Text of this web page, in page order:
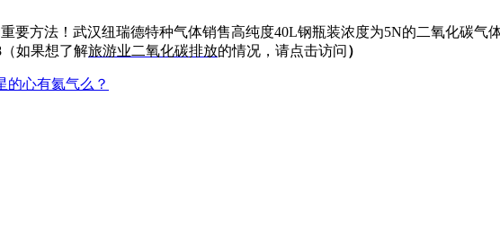
方法！武汉纽瑞德特种气体销售高纯度40L钢瓶装浓度为5N的二氧化碳气
如果想了解旅游业二氧化碳排放的情况，请点击访问 ）
的心有氦气么？